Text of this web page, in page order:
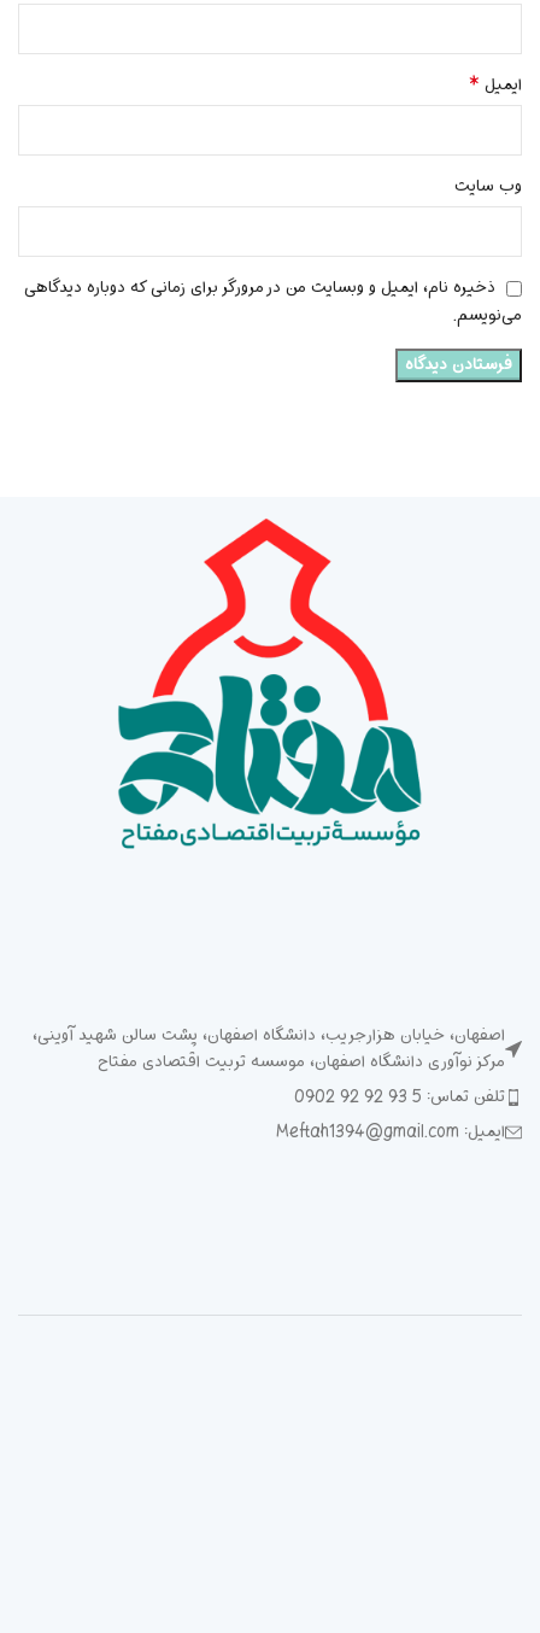
ایمیل *
وب‌ سایت
ذخیره نام، ایمیل و وبسایت من در مرورگر برای زمانی که دوباره دیدگاهی
می‌نویسم.
اصفهان، خیابان هزارجریب، دانشگاه اصفهان، پشت سالن شهید آوینی،
مرکز نوآوری دانشگاه اصفهان، موسسه تربیت اقتصادی مفتاح
تلفن تماس: 5 93 92 92 0902
ایمیل: Meftah1394@gmail.com